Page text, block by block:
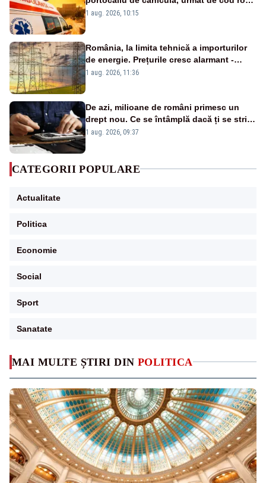
MAI MULTE ȘTIRI DIN POLITICA
duminică. Temperaturile urcă spre 40°C
1 aug. 2026, 10:15
România, la limita tehnică a importurilor
de energie. Prețurile cresc alarmant -
Analiză Realitatea Plus
1 aug. 2026, 11:36
De azi, milioane de români primesc un
drept nou. Ce se întâmplă dacă ți se strică
un produs
1 aug. 2026, 09:37
CATEGORII POPULARE
Actualitate
Politica
Economie
Social
Sport
Sanatate